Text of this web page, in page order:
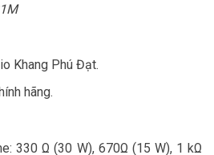
Khang Phú Đạt.
hãng.
330 Ω (30 W), 670Ω (15 W), 1 kΩ